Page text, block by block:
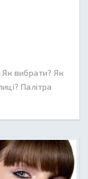
вибрати? Як
Палітра